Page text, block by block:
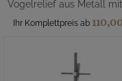
Vogelrelief aus Metall
Ihr Komplettpreis ab